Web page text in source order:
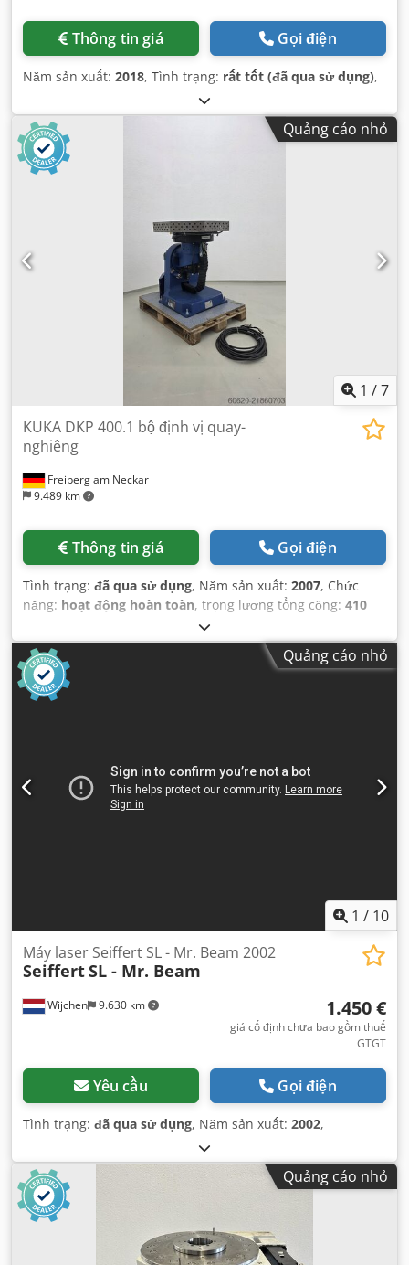
Thông tin giá Gọi điện
Năm sản xuất: 2018, Tình trạng: rất tốt (đã qua sử dụng),
Quảng cáo nhỏ
1 /7
Freiberg am Neckar
9.489 km
KUKA DKP 400.1 bộ định vị quay-
nghiêng
Thông tin giá Gọi điện
Tình trạng: đã qua sử dụng, Năm sản xuất: 2007, Chức
năng: hoạt động hoàn toàn, trọng lượng tổng cộng: 410
Quảng cáo nhỏ
1 / 10
Wijchen 9.630 km
Máy laser Seiffert SL - Mr. Beam 2002
SeiffertSL - Mr. Beam
1.450 €
giá cố định chưa bao gồm thuế
GTGT
Yêu cầu Gọi điện
Tình trạng: đã qua sử dụng, Năm sản xuất: 2002,
Quảng cáo nhỏ